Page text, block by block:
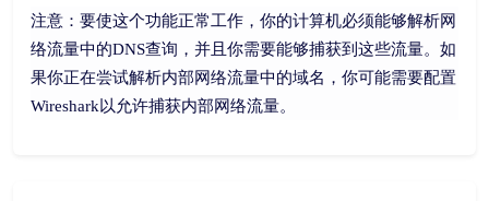
注意：要使这个功能正常工作，你的计算机必须能够解析网
络流量中的DNS查询，并且你需要能够捕获到这些流量。如
果你正在尝试解析内部网络流量中的域名，你可能需要配置
Wireshark以允许捕获内部网络流量。